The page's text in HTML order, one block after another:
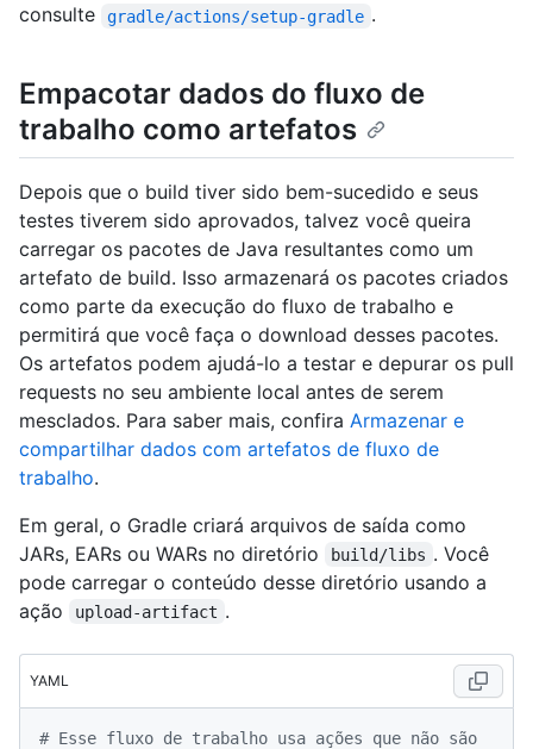
consulte
gradle/actions/setup-gradle .
Empacotar dados do fluxo de
trabalho como artefatos
Depois que o build tiver sido bem-sucedido e seus
testes tiverem sido aprovados, talvez você queira
carregar os pacotes de Java resultantes como um
artefato de build. Isso armazenará os pacotes criados
como parte da execução do fluxo de trabalho e
permitirá que você faça o download desses pacotes.
Os artefatos podem ajudá-lo a testar e depurar os pull
requests no seu ambiente local antes de serem
mesclados. Para saber mais, confira Armazenar e
compartilhar dados com artefatos de fluxo de
trabalho.
Em geral, o Gradle criará arquivos de saída como
JARs, EARs ou WARs no diretório
build/libs . Você
pode carregar o conteúdo desse diretório usando a
ação
upload-artifact .
YAML
# Esse fluxo de trabalho usa ações que não são